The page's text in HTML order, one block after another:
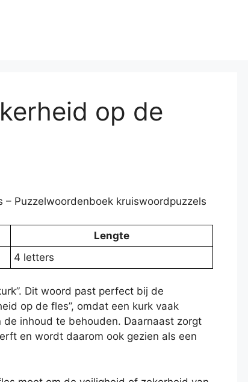
op de
Puzzelwoordenboek kruiswoordpuzzels
Lengte
4 letters
Dit woord past perfect bij de
op de fles”, omdat een kurk vaak
inhoud te behouden. Daarnaast zorgt
en wordt daarom ook gezien als een